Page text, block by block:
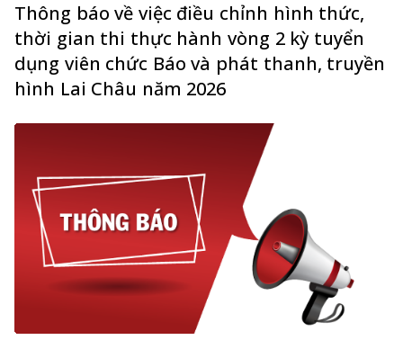
Thông báo về việc điều chỉnh hình thức,
thời gian thi thực hành vòng 2 kỳ tuyển
dụng viên chức Báo và phát thanh, truyền
hình Lai Châu năm 2026